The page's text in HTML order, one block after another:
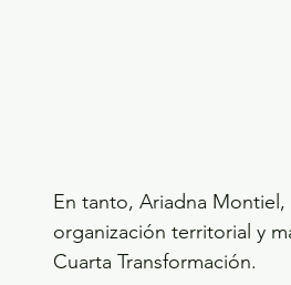
En tanto, Ariadna
organización territorial y
Cuarta Transformación.